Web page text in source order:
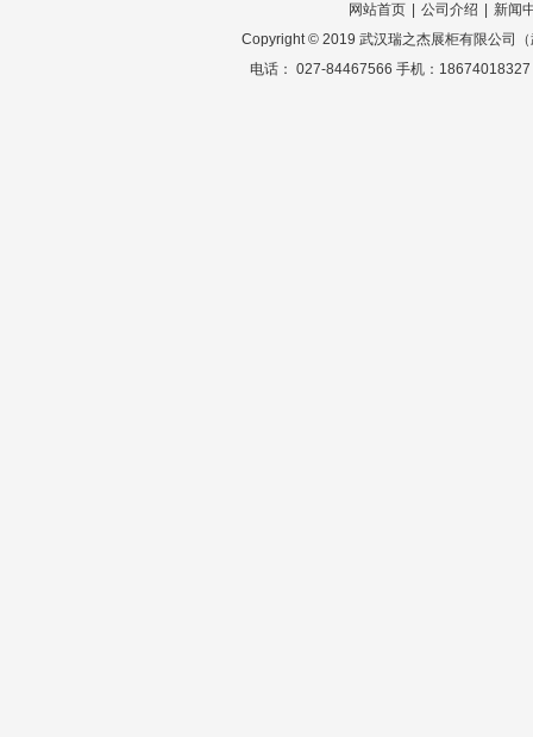
网站首页 公司介绍
新闻
Copyright© 2019 武汉瑞之杰展柜有限公司
电话： 027-84467566 手机：